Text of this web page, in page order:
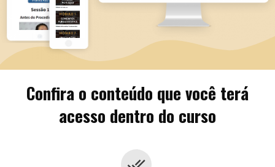
Confira o conteúdo que você terá
acesso dentro do curso